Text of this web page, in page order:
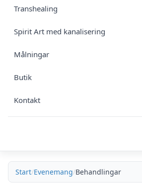
Transhealing
Spirit Art med kanalisering
Målningar
Butik
Kontakt
Start Evenemang Behandlingar